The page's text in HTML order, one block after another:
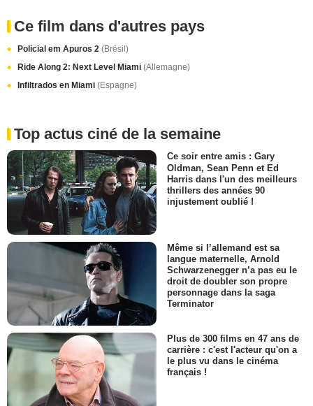
Ce film dans d'autres pays
Policial em Apuros 2 (Brésil)
Ride Along 2: Next Level Miami (Allemagne)
Infiltrados en Miami (Espagne)
Top actus ciné de la semaine
Ce soir entre amis : Gary
Oldman, Sean Penn et Ed
Harris dans l'un des meilleurs
thrillers des années 90
injustement oublié !
Même si l’allemand est sa
langue maternelle, Arnold
Schwarzenegger n’a pas eu le
droit de doubler son propre
personnage dans la saga
Terminator
Plus de 300 films en 47 ans de
carrière : c'est l'acteur qu'on a
le plus vu dans le cinéma
français !